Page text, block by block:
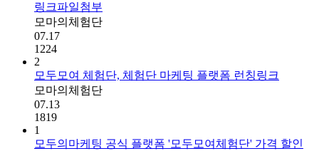
링크파일첨부
모마의체험단
07.17
1224
2
모두모여 체험단, 체험단 마케팅 플랫폼 런칭링크
모마의체험단
07.13
1819
1
모두의마케팅 공식 플랫폼 '모두모여체험단' 가격 할인